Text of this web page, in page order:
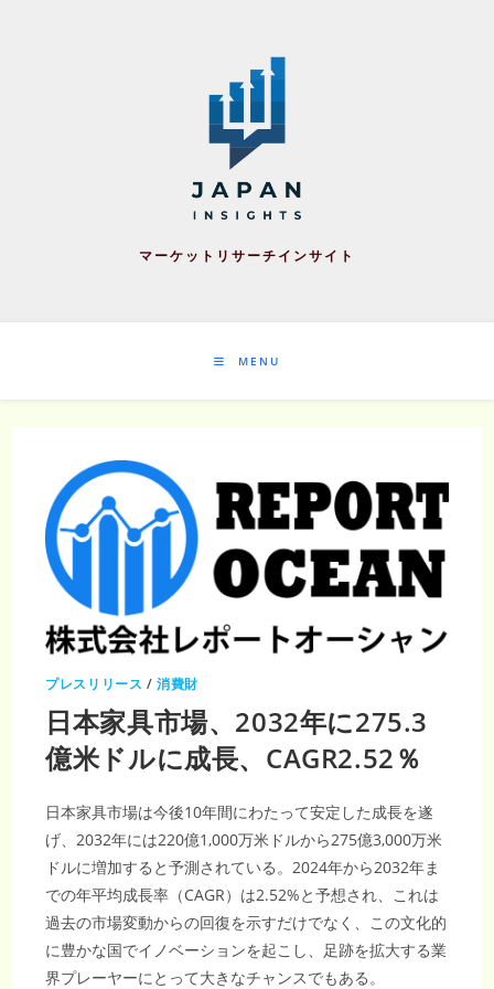
マーケットリサーチインサイト
MENU
プレスリリース /消費財
日本家具市場、2032年に275.3
億米ドルに成長、CAGR2.52％
日本家具市場は今後10年間にわたって安定した成長を遂
げ、2032年には220億1,000万米ドルから275億3,000万米
ドルに増加すると予測されている。2024年から2032年ま
での年平均成長率（CAGR）は2.52%と予想され、これは
過去の市場変動からの回復を示すだけでなく、この文化的
に豊かな国でイノベーションを起こし、足跡を拡大する業
界プレーヤーにとって大きなチャンスでもある。